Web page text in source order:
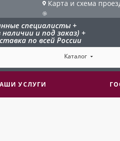
Карта и схема
специалисты +
и под заказ) +
по всей России
Каталог
УСЛУГИ